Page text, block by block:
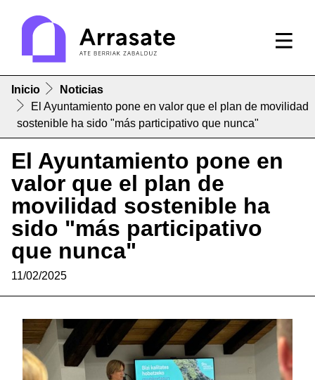
Inicio
Noticias
El Ayuntamiento pone en valor que el plan de movilidad
sostenible ha sido "más participativo que nunca"
El Ayuntamiento pone en
valor que el plan de
movilidad sostenible ha
sido "más participativo
que nunca"
11/02/2025